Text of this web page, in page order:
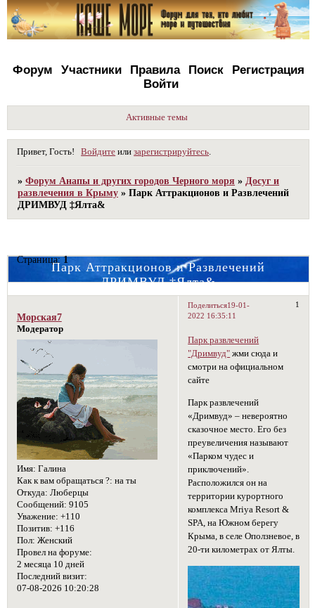
Форум Участники Правила Поиск
Регистрация
Войти
Активные темы
Привет, Гость! Войдите илизарегистрируйтесь
»Форум Анапы и других городов Черного моря » Досуг и
развлечения в Крыму »Парк Аттракционов и Развлечений
ДРИМВУД ‡Ялта&
Парк Аттракционов и Развлечений
ДРИМВУД ‡Ялта&
Страница:1
Поделиться 1
19-01-
2022 16:35:11
Морская7
Модератор
Имя: Галина
Как к вам обращаться ?: на ты
Откуда: Люберцы
Сообщений: 9105
Уважение: +110
Позитив: +116
Пол: Женский
Провел на форуме:
2 месяца 10 дней
Последний визит:
07-08-2026 10:20:28
Парк развлечений
"Дримвуд" жми сюда и
смотри на официальном
сайте
Парк развлечений
«Дримвуд» – невероятно
сказочное место. Его без
преувеличения называют
«Парком чудес и
приключений».
Расположился он на
территории курортного
комплекса Mriya Resort &
SPA, на Южном берегу
Крыма, в селе Оползневое, в
20-ти километрах от Ялты.